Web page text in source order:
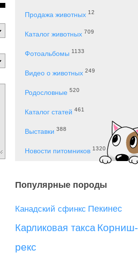
Продажа животных 12
Каталог животных 709
Фотоальбомы 1133
Видео о животных 249
Родословные 520
Каталог статей 461
Выставки 388
Новости питомников 1320
Популярные породы
Канадский сфинкс Пекинес
Карликовая такса Корниш-
рекс